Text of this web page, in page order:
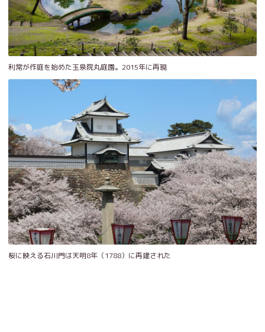
利常が作庭を始めた玉泉院丸庭園。2015年に再現
桜に映える石川門は天明8年（1788）に再建された